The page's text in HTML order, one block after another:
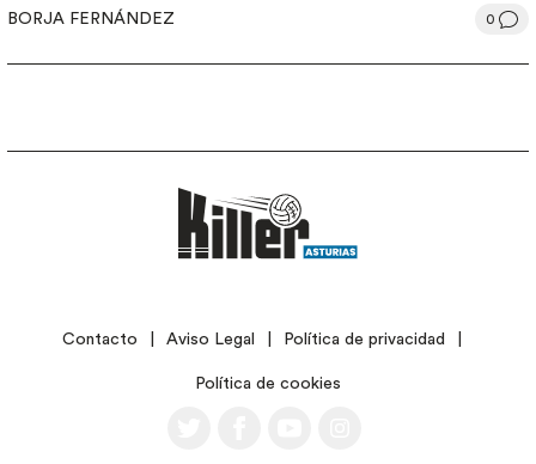
BORJA FERNÁNDEZ 0
LEGALContacto Aviso Legal Política de privacidad
Política de cookies